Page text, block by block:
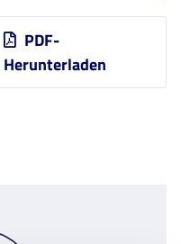
PDF-
Herunterladen